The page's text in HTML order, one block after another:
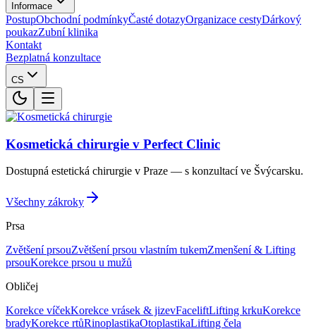
Informace
PostupObchodní podmínkyČasté dotazyOrganizace cestyDárkový
poukazZubní klinika
Kontakt
Bezplatná konzultace
CS
Kosmetická chirurgie v Perfect Clinic
Dostupná estetická chirurgie v Praze — s konzultací ve Švýcarsku.
Všechny zákroky
Prsa
Zvětšení prsouZvětšení prsou vlastním tukemZmenšení & Lifting
prsouKorekce prsou u mužů
Obličej
Korekce víčekKorekce vrásek & jizevFaceliftLifting krkuKorekce
bradyKorekce rtůRinoplastikaOtoplastikaLifting čela